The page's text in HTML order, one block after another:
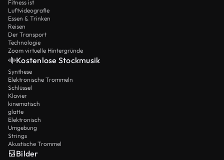
Fitness ist
Luftvideografie
Essen & Trinken
Reisen
Der Transport
Technologie
Zoom virtuelle Hintergründe
Kostenlose Stockmusik
Synthese
Elektronische Trommeln
Schlüssel
Klavier
kinematisch
glatte
Elektronisch
Umgebung
Strings
Akustische Trommel
Bilder